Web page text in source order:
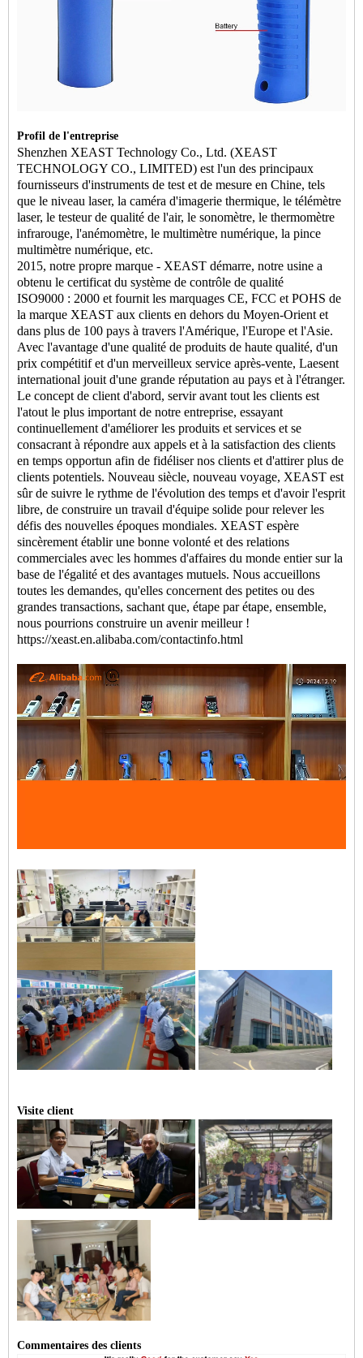
Profil de l'entreprise
Shenzhen XEAST Technology Co., Ltd. (XEAST
TECHNOLOGY CO., LIMITED) est l'un des principaux
fournisseurs d'instruments de test et de mesure en Chine, tels
que le niveau laser, la caméra d'imagerie thermique, le télémètre
laser, le testeur de qualité de l'air, le sonomètre, le thermomètre
infrarouge, l'anémomètre, le multimètre numérique, la pince
multimètre numérique, etc.
2015, notre propre marque - XEAST démarre, notre usine a
obtenu le certificat du système de contrôle de qualité
ISO9000 : 2000 et fournit les marquages ​​CE, FCC et POHS de
la marque XEAST aux clients en dehors du Moyen-Orient et
dans plus de 100 pays à travers l'Amérique, l'Europe et l'Asie.
Avec l'avantage d'une qualité de produits de haute qualité, d'un
prix compétitif et d'un merveilleux service après-vente, Laesent
international jouit d'une grande réputation au pays et à l'étranger.
Le concept de client d'abord, servir avant tout les clients est
l'atout le plus important de notre entreprise, essayant
continuellement d'améliorer les produits et services et se
consacrant à répondre aux appels et à la satisfaction des clients
en temps opportun afin de fidéliser nos clients et d'attirer plus de
clients potentiels. Nouveau siècle, nouveau voyage, XEAST est
sûr de suivre le rythme de l'évolution des temps et d'avoir l'esprit
libre, de construire un travail d'équipe solide pour relever les
défis des nouvelles époques mondiales. XEAST espère
sincèrement établir une bonne volonté et des relations
commerciales avec les hommes d'affaires du monde entier sur la
base de l'égalité et des avantages mutuels. Nous accueillons
toutes les demandes, qu'elles concernent des petites ou des
grandes transactions, sachant que, étape par étape, ensemble,
nous pourrions construire un avenir meilleur !
https://xeast.en.alibaba.com/contactinfo.html
Visite client
Commentaires des clients